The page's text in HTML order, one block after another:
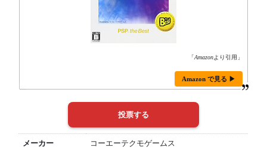
「Amazonより引用」
Amazon で見る ▶
メーカー コーエーテクモゲームス